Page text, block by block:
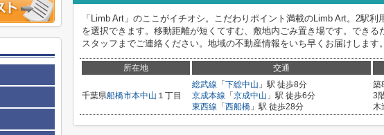
「Limb Art」のここがイチオシ。こだわりポイント満載のLimb Art。2駅
を選択できます。移動距離が短くてすむ、敷地内ごみ置き場です。でき
スタッフまでご連絡ください。地域の不動産情報をいち早くお届けします
所在地 交通
千葉県船橋市本中山 １丁目
総武線 「 下総中山 」駅 徒歩8分
京成本線 「 京成中山 」駅 徒歩6分
東西線 「 西船橋 」駅 徒歩28分
築
3
木